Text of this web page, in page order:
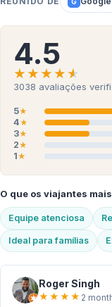
4.5
★★★★★
★★★★★
3038 avaliações
5★
4★
3★
2★
1★
O que os viajantes
Equipe atenciosa
Ideal para famílias
Roger Singh
★ ★ ★ ★ 2